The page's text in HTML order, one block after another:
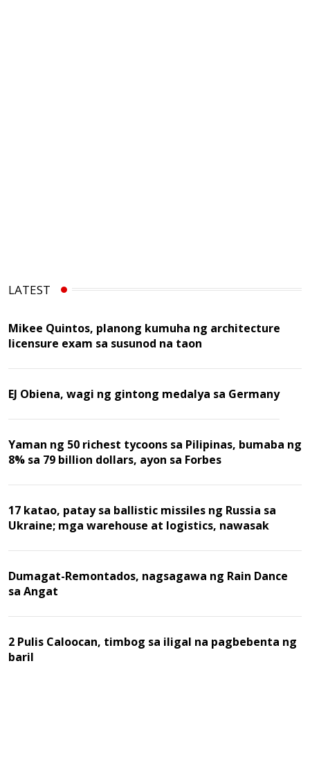
LATEST
Mikee Quintos, planong kumuha ng architecture
licensure exam sa susunod na taon
EJ Obiena, wagi ng gintong medalya sa Germany
Yaman ng 50 richest tycoons sa Pilipinas, bumaba ng
8% sa 79 billion dollars, ayon sa Forbes
17 katao, patay sa ballistic missiles ng Russia sa
Ukraine; mga warehouse at logistics, nawasak
Dumagat-Remontados, nagsagawa ng Rain Dance
sa Angat
2 Pulis Caloocan, timbog sa iligal na pagbebenta ng
baril